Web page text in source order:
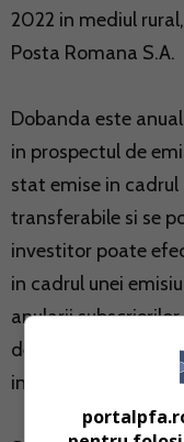
2022 in mediul
Posta Romana S.A.
Dobanda este
in prospectul de
stat emise in cadrul
transferabile si se
investitor poate
in cadrul unei
anularii
de subscriere, prin
informeaza